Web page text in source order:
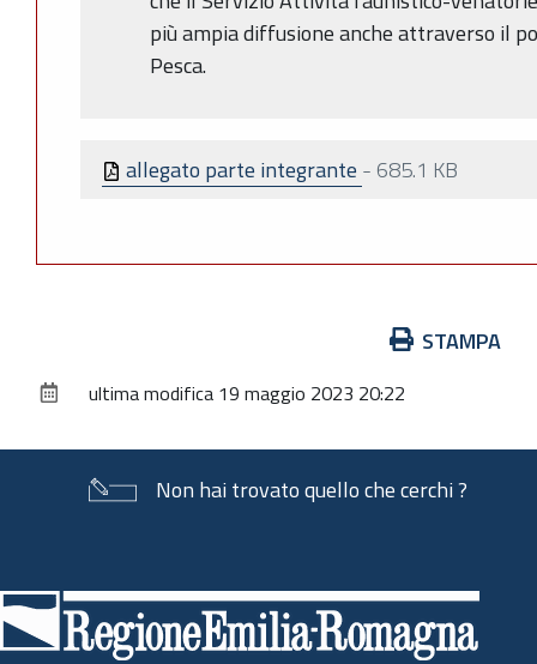
più ampia diffusione anche attraverso il
Pesca.
allegato parte integrante - 685.1 KB
documento
STAMPA
ultima modifica 19 maggio 2023 20:22
Non hai trovato quello che cerchi ?
di
pagina